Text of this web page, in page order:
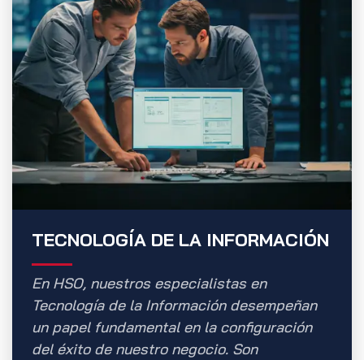
TECNOLOGÍA DE LA INFORMACIÓN
En HSO, nuestros especialistas en
Tecnología de la Información desempeñan
un papel fundamental en la configuración
del éxito de nuestro negocio. Son